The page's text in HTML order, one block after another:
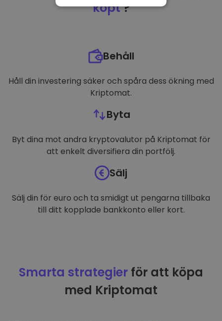
köpt?
Behåll
Håll din investering säker och spåra dess ökning med
Kriptomat.
Byta
Byt dina mot andra kryptovalutor på Kriptomat för
att enkelt diversifiera din portfölj.
Sälj
Sälj din för euro och ta smidigt ut pengarna tillbaka
till ditt kopplade bankkonto eller kort.
Smarta strategier för att köpa
med Kriptomat
PRESTANDA
FUNKTIONER